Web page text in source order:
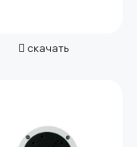
скачать